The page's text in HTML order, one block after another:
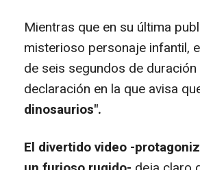
Mientras que en su última
misterioso personaje infantil,
de seis segundos de
declaración en la que avisa
dinosaurios".
El divertido video -